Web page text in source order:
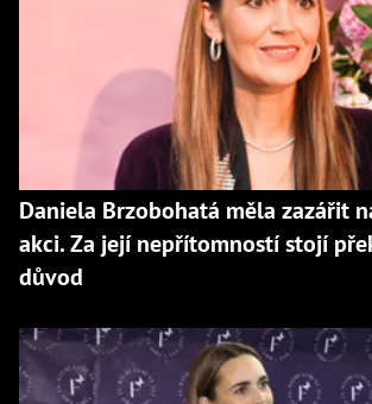
Daniela Brzobohatá měla zazářit
akci. Za její nepřítomností stojí
důvod